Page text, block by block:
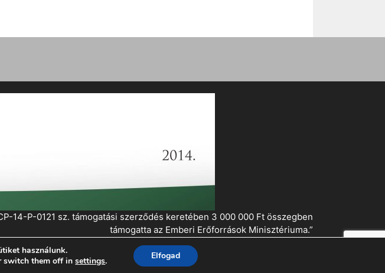
14-P-0121 sz. támogatási szerződés keretében 3 000 000 Ft összegben
támogatta az Emberi Erőforrások Minisztériuma.”
használunk.
switch them off insettings. Elfogad